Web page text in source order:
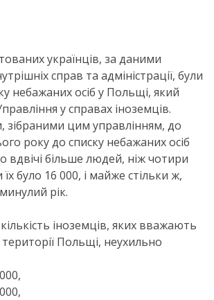
українців, за даними
справ та адміністрації, були
небажаних осіб у Польщі, який
у справах іноземців.
зібраними цим управлінням, до
року до списку небажаних осіб
вдвічі більше людей, ніж чотири
було 16 000, і майже стільки ж,
рік.
іноземців, яких вважають
Польщі, неухильно